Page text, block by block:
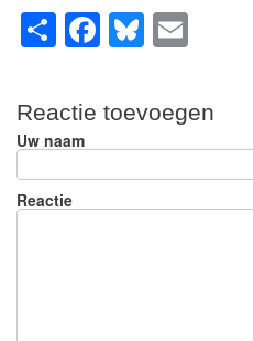
S
ar
e
F
c
e
b
o
Bl
e
sk
y
ail
Reactie toevoegen
Uw naam
Reactie